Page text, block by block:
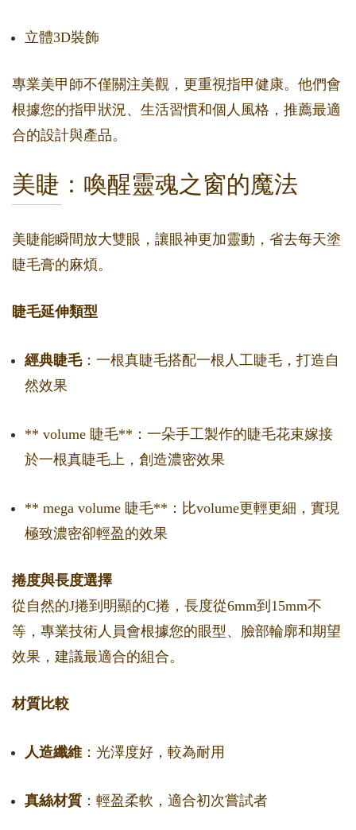
立體3D裝飾
專業美甲師不僅關注美觀，更重視指甲健康。他們會
根據您的指甲狀況、生活習慣和個人風格，推薦最適
合的設計與產品。
美睫：喚醒靈魂之窗的魔法
美睫能瞬間放大雙眼，讓眼神更加靈動，省去每天塗
睫毛膏的麻煩。
睫毛延伸類型
經典睫毛：一根真睫毛搭配一根人工睫毛，打造自
然效果
** volume 睫毛**：一朵手工製作的睫毛花束嫁接
於一根真睫毛上，創造濃密效果
** mega volume 睫毛**：比volume更輕更細，實現
極致濃密卻輕盈的效果
捲度與長度選擇
從自然的J捲到明顯的C捲，長度從6mm到15mm不
等，專業技術人員會根據您的眼型、臉部輪廓和期望
效果，建議最適合的組合。
材質比較
人造纖維 ：光澤度好，較為耐用
真絲材質 ：輕盈柔軟，適合初次嘗試者